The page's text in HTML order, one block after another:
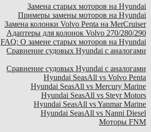
Замена старых моторов на Hyundai
Примеры замены моторов на Hyundai
Замена колонки Volvo Penta на MerCruiser
Адаптеры для колонок Volvo 270/280/290
FAQ: О замене старых моторов на Hyundai
Сравнение судовых Hyundai с аналогами
Сравнение судовых Hyundai с аналогами
Hyundai SeasAll vs Volvo Penta
Hyundai SeasAll vs Mercury Marine
Hyundai SeasAll vs Steyr Motors
Hyundai SeasAll vs Yanmar Marine
Hyundai SeasAll vs Nanni Diesel
Моторы FNM